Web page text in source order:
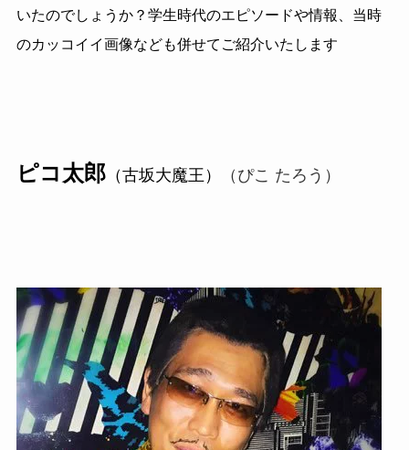
いたのでしょうか？学生時代のエピソードや情報、当時
のカッコイイ画像なども併せてご紹介いたします
ピコ太郎（古坂大魔王） （ぴこ たろう）